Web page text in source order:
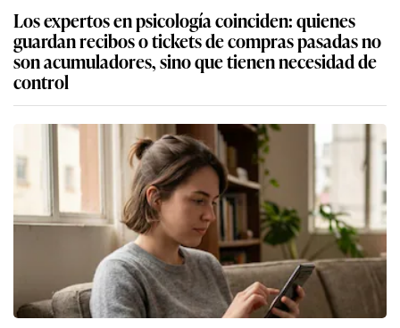
Los expertos en psicología coinciden: quienes
guardan recibos o tickets de compras pasadas no
son acumuladores, sino que tienen necesidad de
control